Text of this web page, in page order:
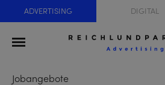
ADVERTISING DIGITAL
Jobangebote